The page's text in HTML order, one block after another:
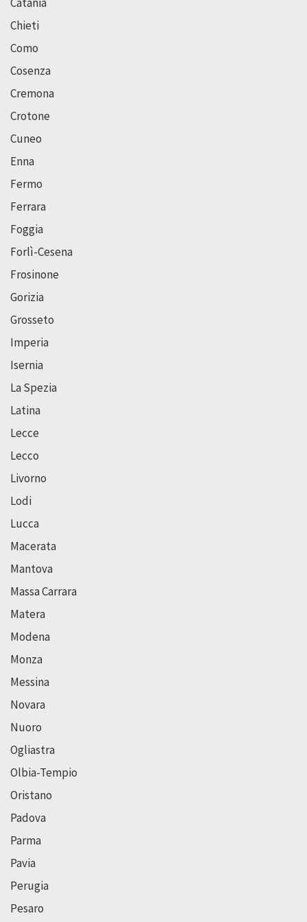
Chieti
Como
Cosenza
Cremona
Crotone
Cuneo
Enna
Fermo
Ferrara
Foggia
Forlì-Cesena
Frosinone
Gorizia
Grosseto
Imperia
Isernia
La Spezia
Latina
Lecce
Lecco
Livorno
Lodi
Lucca
Macerata
Mantova
Massa Carrara
Matera
Modena
Monza
Messina
Novara
Nuoro
Ogliastra
Olbia-Tempio
Oristano
Padova
Parma
Pavia
Perugia
Pesaro